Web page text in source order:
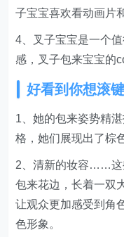
子宝宝喜欢看动画片
4、叉子宝宝是一个
感，叉子包来宝宝的
好看到你想滚
1、她的包来姿势精
格，她们展现出了棕
2、清新的妆容……这
包来花边，长着一双
让观众更加感受到角
色形象。